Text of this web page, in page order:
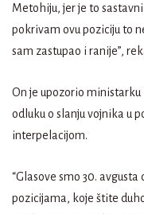
Metohiju, jer je to
pokrivam ovu poziciju to
sam zastupao i ranije”,
On je upozorio ministarku
odluku o slanju vojnika u
interpelacijom.
“Glasove smo 30.
pozicijama, koje štite